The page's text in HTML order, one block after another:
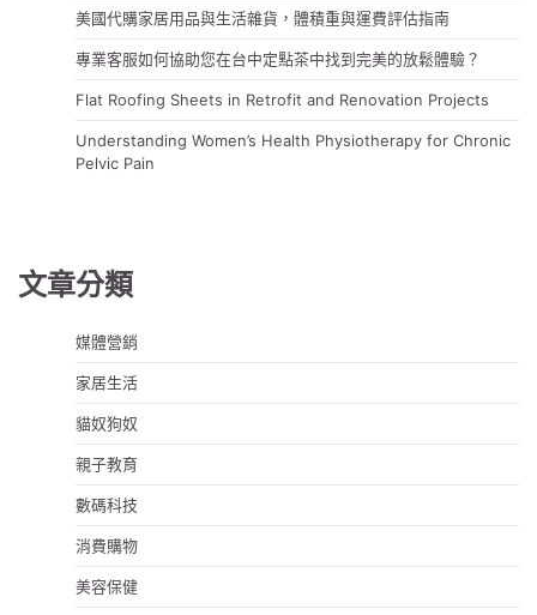
美國代購家居用品與生活雜貨，體積重與運費評估指南
專業客服如何協助您在台中定點茶中找到完美的放鬆體驗？
Flat Roofing Sheets in Retrofit and Renovation Projects
Understanding Women’s Health Physiotherapy for Chronic
Pelvic Pain
文章分類
媒體營銷
家居生活
貓奴狗奴
親子教育
數碼科技
消費購物
美容保健